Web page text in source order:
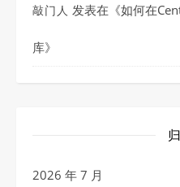
敲门人 发表在《如何在
库》
2026 年 7 月